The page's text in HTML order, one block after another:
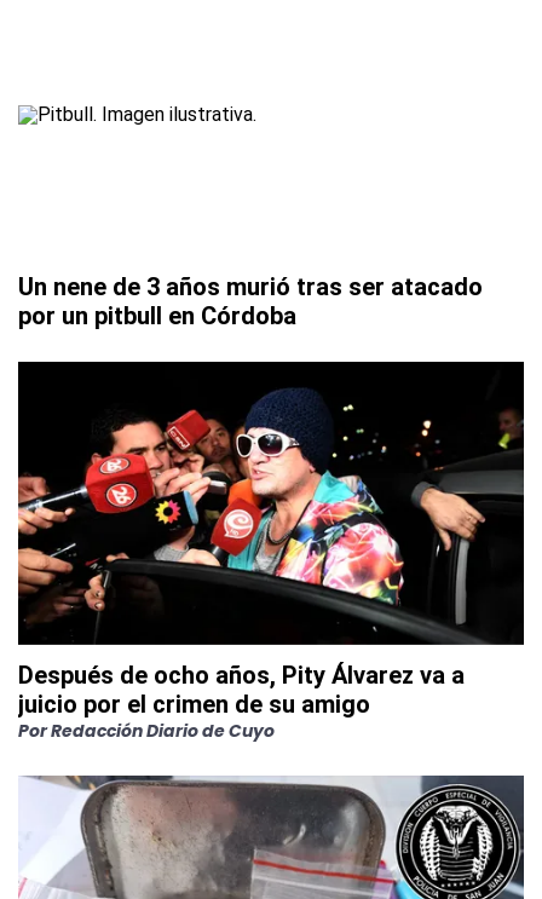
Un nene de 3 años murió tras ser atacado
por un pitbull en Córdoba
Después de ocho años, Pity Álvarez va a
juicio por el crimen de su amigo
PorRedacción Diario de Cuyo